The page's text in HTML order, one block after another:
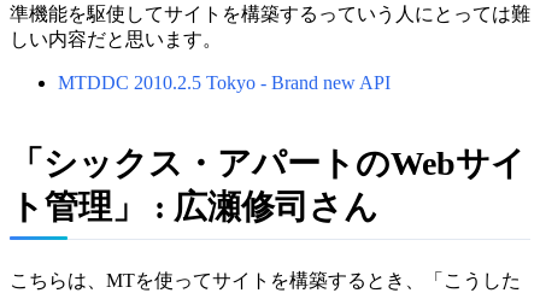
準機能を駆使してサイトを構築するっていう人にとっては難
しい内容だと思います。
MTDDC 2010.2.5 Tokyo - Brand new API
「シックス・アパートのWebサイ
ト管理」 : 広瀬修司さん
こちらは、MTを使ってサイトを構築するとき、「こうした